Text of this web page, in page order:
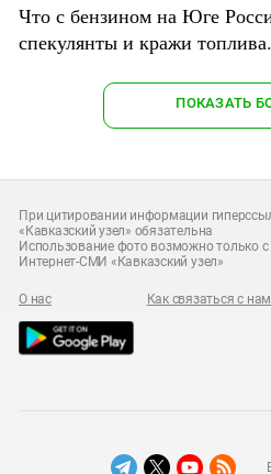
Что с бензином на Юге
спекулянты и кражи топлива.
ПОКАЗАТЬ
При цитировании информации
«Кавказский узел» обязательна
Использование фото возможно только с
Интернет-СМИ «Кавказский узел»
О нас Как связаться с